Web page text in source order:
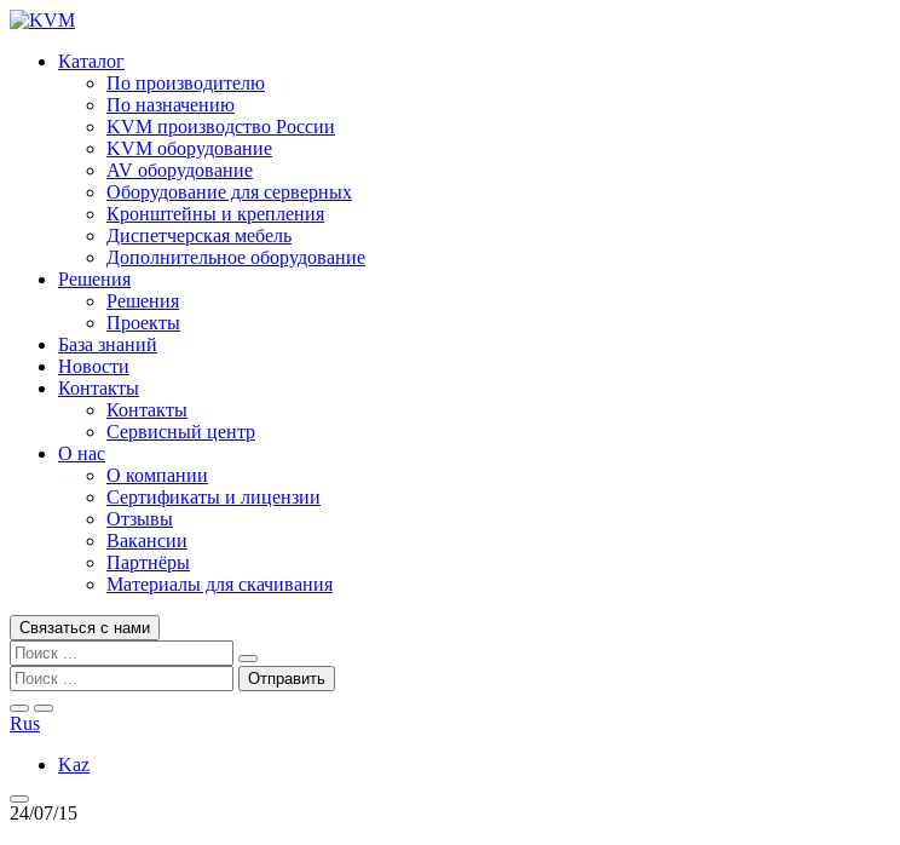
Каталог
По производителю
По назначению
KVM производство России
KVM оборудование
AV оборудование
Оборудование для серверных
Кронштейны и крепления
Диспетчерская мебель
Дополнительное оборудование
Решения
Решения
Проекты
База знаний
Новости
Контакты
Контакты
Сервисный центр
О нас
О компании
Сертификаты и лицензии
Отзывы
Вакансии
Партнёры
Материалы для скачивания
Связаться с нами
Rus
Kaz
24/07/15